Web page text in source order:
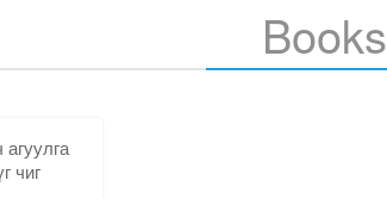
Books
чиг